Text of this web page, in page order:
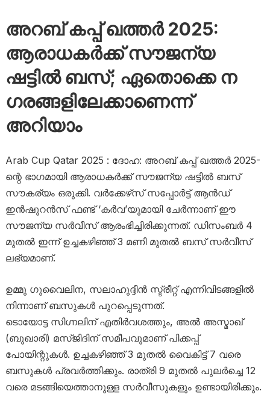
അറബ് കപ്പ് ഖത്തർ 2025:
ആരാധകർക്ക് സൗജന്യ
ഷട്ടിൽ ബസ്; ഏതൊക്കെ ന​
ഗരങ്ങളിലേക്കാണെന്ന്
അറിയാം
Arab Cup Qatar 2025 : ദോഹ: അറബ് കപ്പ് ഖത്തർ 2025-
ന്റെ ഭാഗമായി ആരാധകർക്ക് സൗജന്യ ഷട്ടിൽ ബസ്
സൗകര്യം ഒരുക്കി. വർക്കേഴ്‌സ് സപ്പോർട്ട് ആൻഡ്
ഇൻഷുറൻസ് ഫണ്ട് ‘കർവ’യുമായി ചേർന്നാണ് ഈ
സൗജന്യ സർവീസ് ആരംഭിച്ചിരിക്കുന്നത്. ഡിസംബർ 4
മുതൽ ഇന്ന് ഉച്ചകഴിഞ്ഞ് 3 മണി മുതൽ ബസ് സർവീസ്
ലഭ്യമാണ്.
ഉമ്മു ഗുവൈലിന, സലാഹുദ്ദീൻ സ്ട്രീറ്റ് എന്നിവിടങ്ങളിൽ
നിന്നാണ് ബസുകൾ പുറപ്പെടുന്നത്.
ടൊയോട്ട സിഗ്നലിന് എതിർവശത്തും, അൽ അസ്മാഖ്
(ബുഖാരി) മസ്ജിദിന് സമീപവുമാണ് പിക്കപ്പ്
പോയിന്റുകൾ. ഉച്ചകഴിഞ്ഞ് 3 മുതൽ വൈകിട്ട് 7 വരെ
ബസുകൾ പ്രവർത്തിക്കും. രാത്രി 9 മുതൽ പുലർച്ചെ 12
വരെ മടങ്ങിയെത്താനുള്ള സർവീസുകളും ഉണ്ടായിരിക്കും.